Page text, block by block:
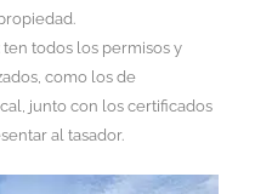
ten todos los permisos y
como los de
junto con los certificados
al tasador.